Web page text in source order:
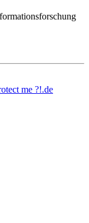
me ?!.de